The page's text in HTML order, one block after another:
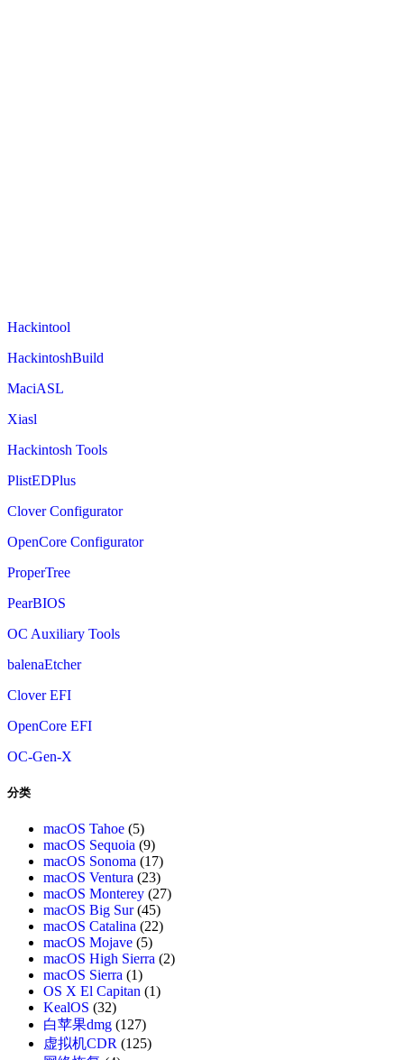
Hackintool
HackintoshBuild
MaciASL
Xiasl
Hackintosh Tools
PlistEDPlus
Clover Configurator
OpenCore Configurator
ProperTree
PearBIOS
OC Auxiliary Tools
balenaEtcher
Clover EFI
OpenCore EFI
OC-Gen-X
分类
macOS Tahoe (5)
macOS Sequoia (9)
macOS Sonoma (17)
macOS Ventura (23)
macOS Monterey (27)
macOS Big Sur(45)
macOS Catalina (22)
macOS Mojave (5)
macOS High Sierra (2)
macOS Sierra (1)
OS X El Capitan (1)
KealOS (32)
白苹果dmg (127)
虚拟机CDR (125)